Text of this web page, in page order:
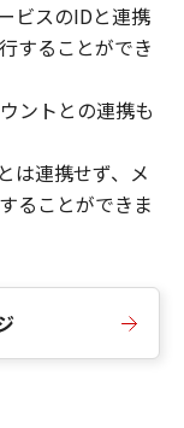
ビスのIDと連携
することができ
ントとの連携も
は連携せず、メ
ることができま